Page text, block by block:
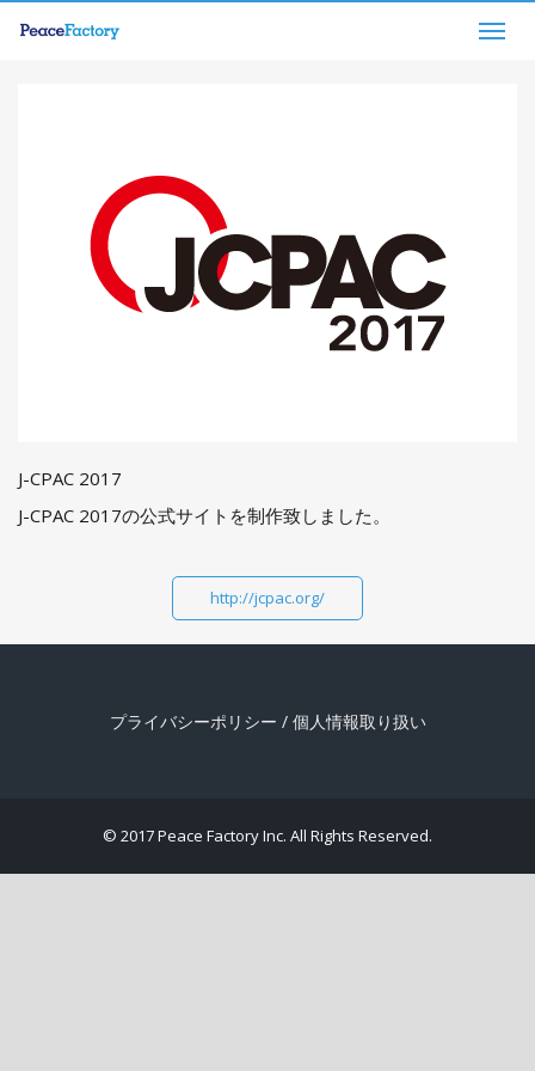
J-CPAC 2017
J-CPAC 2017の公式サイトを制作致しました。
http://jcpac.org/
プライバシーポリシー / 個人情報取り扱い
© 2017 Peace Factory Inc. All Rights Reserved.